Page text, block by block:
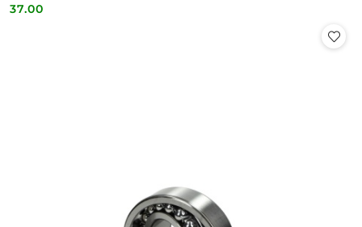
Cena:
37.00